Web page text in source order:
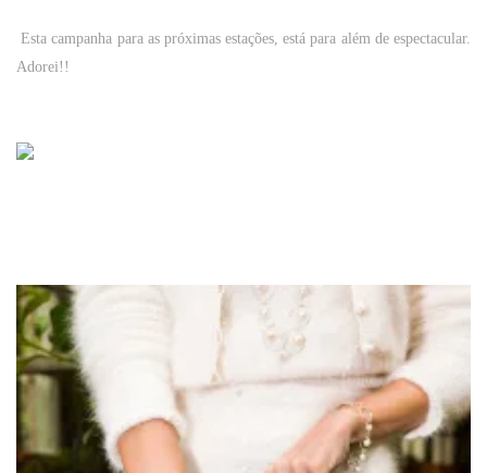
Esta campanha para as próximas estações, está para além de espectacular.
Adorei!!